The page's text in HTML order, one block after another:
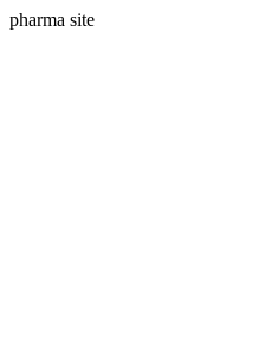
pharma site